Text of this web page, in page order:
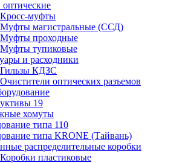
муфты
магистральные (ССД)
проходные
тупиковые
и расходники
КДЗС
оптических разъемов
19
хомуты
типа 110
типа KRONE (Тайвань)
распределительные коробки
пластиковые